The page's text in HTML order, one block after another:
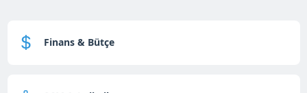
Finans & Bütçe